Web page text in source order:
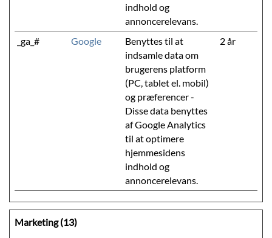
indhold og
annoncerelevans.
_ga_# Google
Benyttes til at
indsamle data om
brugerens platform
(PC, tablet el. mobil)
og præferencer -
Disse data benyttes
af Google Analytics
til at optimere
hjemmesidens
indhold og
annoncerelevans.
2 år
Marketing (13)